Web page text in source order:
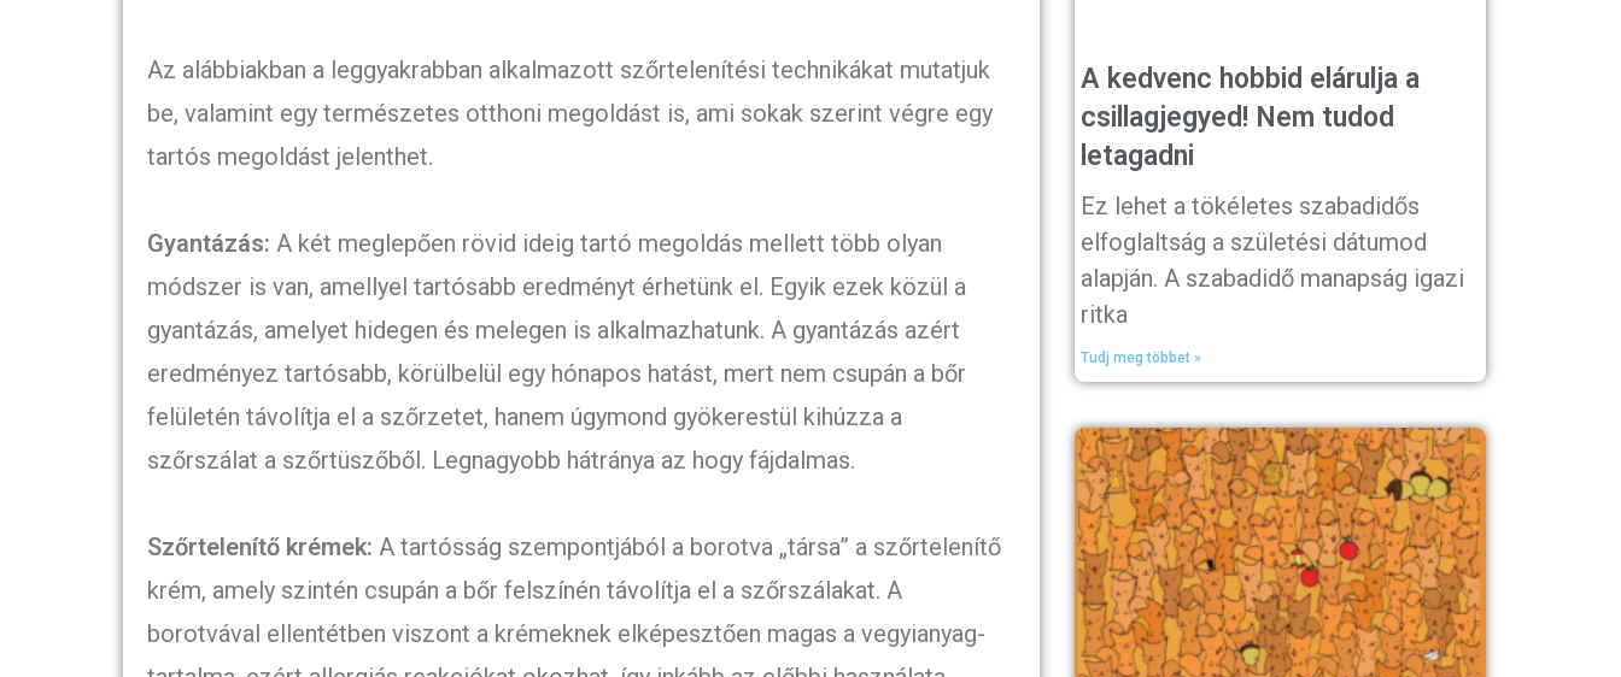
Az alábbiakban a leggyakrabban alkalmazott szőrtelenítési technikákat mutatjuk
be, valamint egy természetes otthoni megoldást is, ami sokak szerint végre egy
tartós megoldást jelenthet.
Gyantázás: A két meglepően rövid ideig tartó megoldás mellett több olyan
módszer is van, amellyel tartósabb eredményt érhetünk el. Egyik ezek közül a
gyantázás, amelyet hidegen és melegen is alkalmazhatunk. A gyantázás azért
eredményez tartósabb, körülbelül egy hónapos hatást, mert nem csupán a bőr
felületén távolítja el a szőrzetet, hanem úgymond gyökerestül kihúzza a
szőrszálat a szőrtüszőből. Legnagyobb hátránya az hogy fájdalmas.
Szőrtelenítő krémek: A tartósság szempontjából a borotva „társa” a szőrtelenítő
krém, amely szintén csupán a bőr felszínén távolítja el a szőrszálakat. A
borotvával ellentétben viszont a krémeknek elképesztően magas a vegyianyag-
A kedvenc hobbid elárulja a
csillagjegyed! Nem tudod
letagadni
Ez lehet a tökéletes szabadidős
elfoglaltság a születési dátumod
alapján. A szabadidő manapság igazi
ritka
Tudj meg többet »